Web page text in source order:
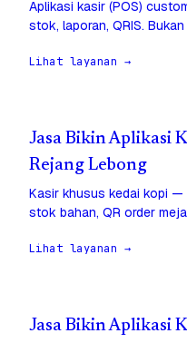
Aplikasi kasir (POS)
stok, laporan, QRIS.
Lihat layanan →
Jasa Bikin Aplikasi
Rejang Lebong
Kasir khusus kedai kopi
stok bahan, QR order
Lihat layanan →
Jasa Bikin Aplikasi